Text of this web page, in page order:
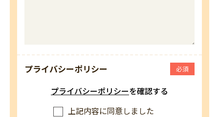
プライバシーポリシー 必須
プライバシーポリシーを確認する
上記内容に同意しました